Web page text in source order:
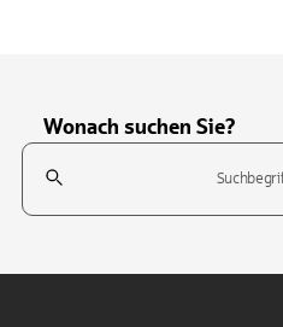
Wonach suchen Sie?
Suchfeld